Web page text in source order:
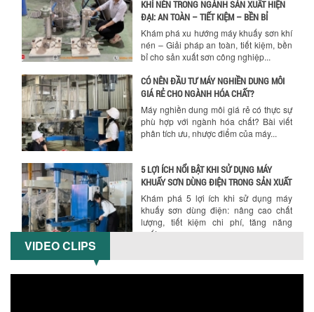
KHÍ NÉN TRONG NGÀNH SẢN XUẤT HIỆN
ĐẠI: AN TOÀN – TIẾT KIỆM – BỀN BỈ
Khám phá xu hướng máy khuấy sơn khí
nén – Giải pháp an toàn, tiết kiệm, bền
bỉ cho sản xuất sơn công nghiệp...
CÓ NÊN ĐẦU TƯ MÁY NGHIỀN DUNG MÔI
GIÁ RẺ CHO NGÀNH HÓA CHẤT?
Máy nghiền dung môi giá rẻ có thực sự
phù hợp với ngành hóa chất? Bài viết
phân tích ưu, nhược điểm của máy...
5 LỢI ÍCH NỔI BẬT KHI SỬ DỤNG MÁY
KHUẤY SƠN DÙNG ĐIỆN TRONG SẢN XUẤT
Khám phá 5 lợi ích khi sử dụng máy
khuấy sơn dùng điện: nâng cao chất
lượng, tiết kiệm chi phí, tăng năng
suất,...
VIDEO CLIPS